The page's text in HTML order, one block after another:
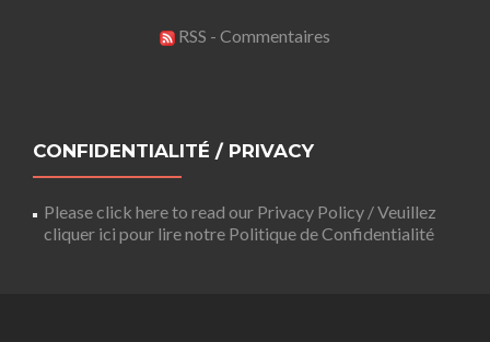
RSS - Commentaires
CONFIDENTIALITÉ / PRIVACY
Please click here to read our Privacy Policy / Veuillez
cliquer ici pour lire notre Politique de Confidentialité